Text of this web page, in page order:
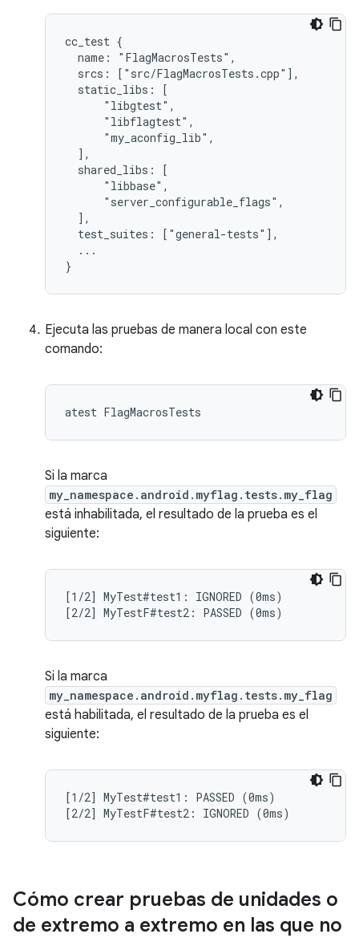
cc_test {
  name: "FlagMacrosTests",
  srcs: ["src/FlagMacrosTests.cpp"],
  static_libs: [
      "libgtest",
      "libflagtest",
      "my_aconfig_lib",
  ],
  shared_libs: [
      "libbase",
      "server_configurable_flags",
  ],
  test_suites: ["general-tests"],
  ...
Ejecuta las pruebas de manera local con este
comando:
Si la marca
my_namespace.android.myflag.tests.my_flag
está inhabilitada, el resultado de la prueba es el
siguiente:
[1/2] MyTest#test1: IGNORED (0ms)
Si la marca
my_namespace.android.myflag.tests.my_flag
está habilitada, el resultado de la prueba es el
siguiente:
[1/2] MyTest#test1: PASSED (0ms)
Cómo crear pruebas de unidades o
de extremo a extremo en las que no